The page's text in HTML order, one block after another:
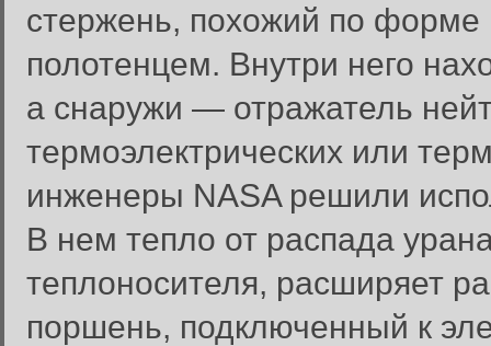
стержень, похожий по
полотенцем. Внутри него
а снаружи — отражатель
термоэлектрических или
инженеры NASA решили
В нем тепло от распада
теплоносителя, расширяет
поршень, подключенный к